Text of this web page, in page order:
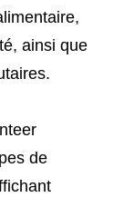
ainsi que
de